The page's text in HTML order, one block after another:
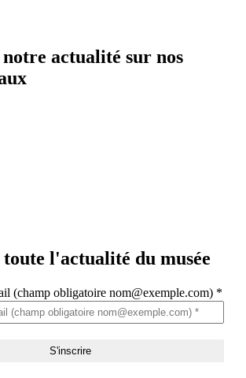
actualité sur nos
toute l'actualité du musée
(champ obligatoire nom@exemple.com) *